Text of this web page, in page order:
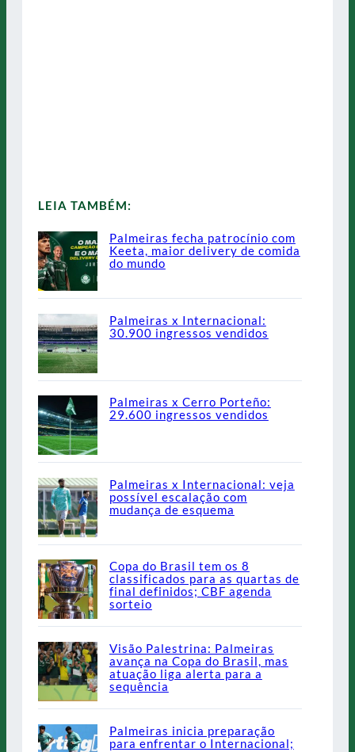
LEIA TAMBÉM:
Palmeiras fecha patrocínio com
Keeta, maior delivery de comida
do mundo
Palmeiras x Internacional:
30.900 ingressos vendidos
Palmeiras x Cerro Porteño:
29.600 ingressos vendidos
Palmeiras x Internacional: veja
possível escalação com
mudança de esquema
Copa do Brasil tem os 8
classificados para as quartas de
final definidos; CBF agenda
sorteio
Visão Palestrina: Palmeiras
avança na Copa do Brasil, mas
atuação liga alerta para a
sequência
Palmeiras inicia preparação
para enfrentar o Internacional;